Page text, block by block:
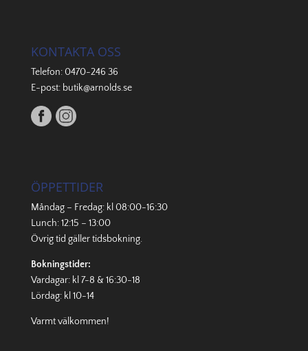
KONTAKTA OSS
Telefon:0470-246 36
E-post: butik@arnolds.se
ÖPPETTIDER
Måndag – Fredag: kl 08:00-16:30
Lunch: 12:15 – 13:00
Övrig tid gällertidsbokning.
Bokningstider:
Vardagar: kl 7-8 & 16:30-18
Lördag: kl 10-14
Varmt välkommen!